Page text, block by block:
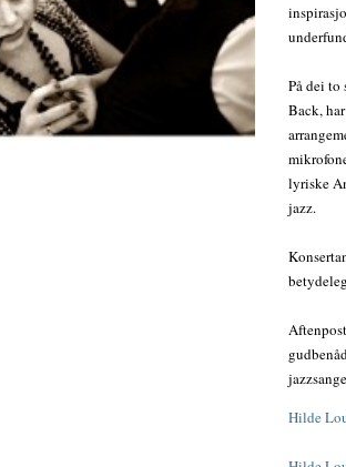
På dei to
Back,
lyriske
jazz.
Hilde